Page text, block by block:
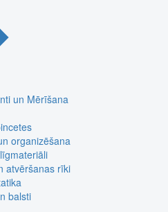
un Mērīšana
organizēšana
atvēršanas rīki
balsti